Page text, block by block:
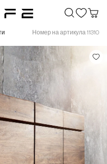
Номер на артикула 11310